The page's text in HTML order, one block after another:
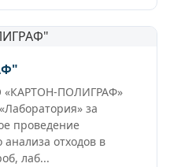
ПОЛИГРАФ»
за
проведение
анализа отходов в
лаб...